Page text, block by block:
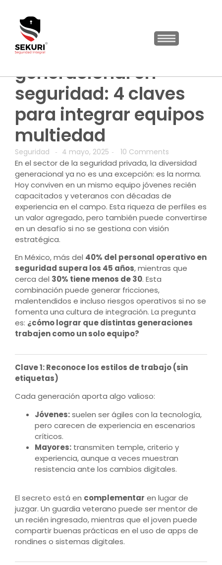
Diversidad
generacional en
seguridad: 4 claves
para integrar equipos
multiedad
Seguridad - 4 mayo, 2025 - 10 Comments
En el sector de la seguridad privada, la diversidad
generacional ya no es una excepción: es la norma.
Hoy conviven en un mismo equipo jóvenes recién
capacitados y veteranos con décadas de
experiencia en el campo. Esta riqueza de perfiles es
un valor agregado, pero también puede convertirse
en un desafío si no se gestiona con visión
estratégica.
En México, más del 40% del personal operativo en
seguridad supera los 45 años, mientras que
cerca del 30% tiene menos de 30. Esta
combinación puede generar fricciones,
malentendidos e incluso riesgos operativos si no se
fomenta una cultura de integración. La pregunta
es: ¿cómo lograr que distintas generaciones
trabajen como un solo equipo?
Clave 1: Reconoce los estilos de trabajo (sin
etiquetas)
Cada generación aporta algo valioso:
Jóvenes:suelen ser ágiles con la tecnología,
pero carecen de experiencia en escenarios
críticos.
Mayores: transmiten temple, criterio y
experiencia, aunque a veces muestran
resistencia ante los cambios digitales.
El secreto está en complementar en lugar de
juzgar. Un guardia veterano puede ser mentor de
un recién ingresado, mientras que el joven puede
compartir buenas prácticas en el uso de apps de
rondines o sistemas digitales.